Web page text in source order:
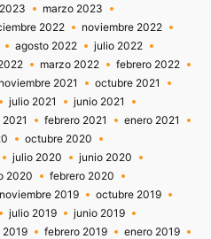
marzo 2023
2022
noviembre 2022
agosto 2022
julio 2022
marzo 2022
febrero 2022
noviembre 2021
octubre 2021
julio 2021
junio 2021
febrero 2021
enero 2021
octubre 2020
julio 2020
junio 2020
2020
febrero 2020
noviembre 2019
octubre 2019
julio 2019
junio 2019
2019 febrero 2019
enero 2019